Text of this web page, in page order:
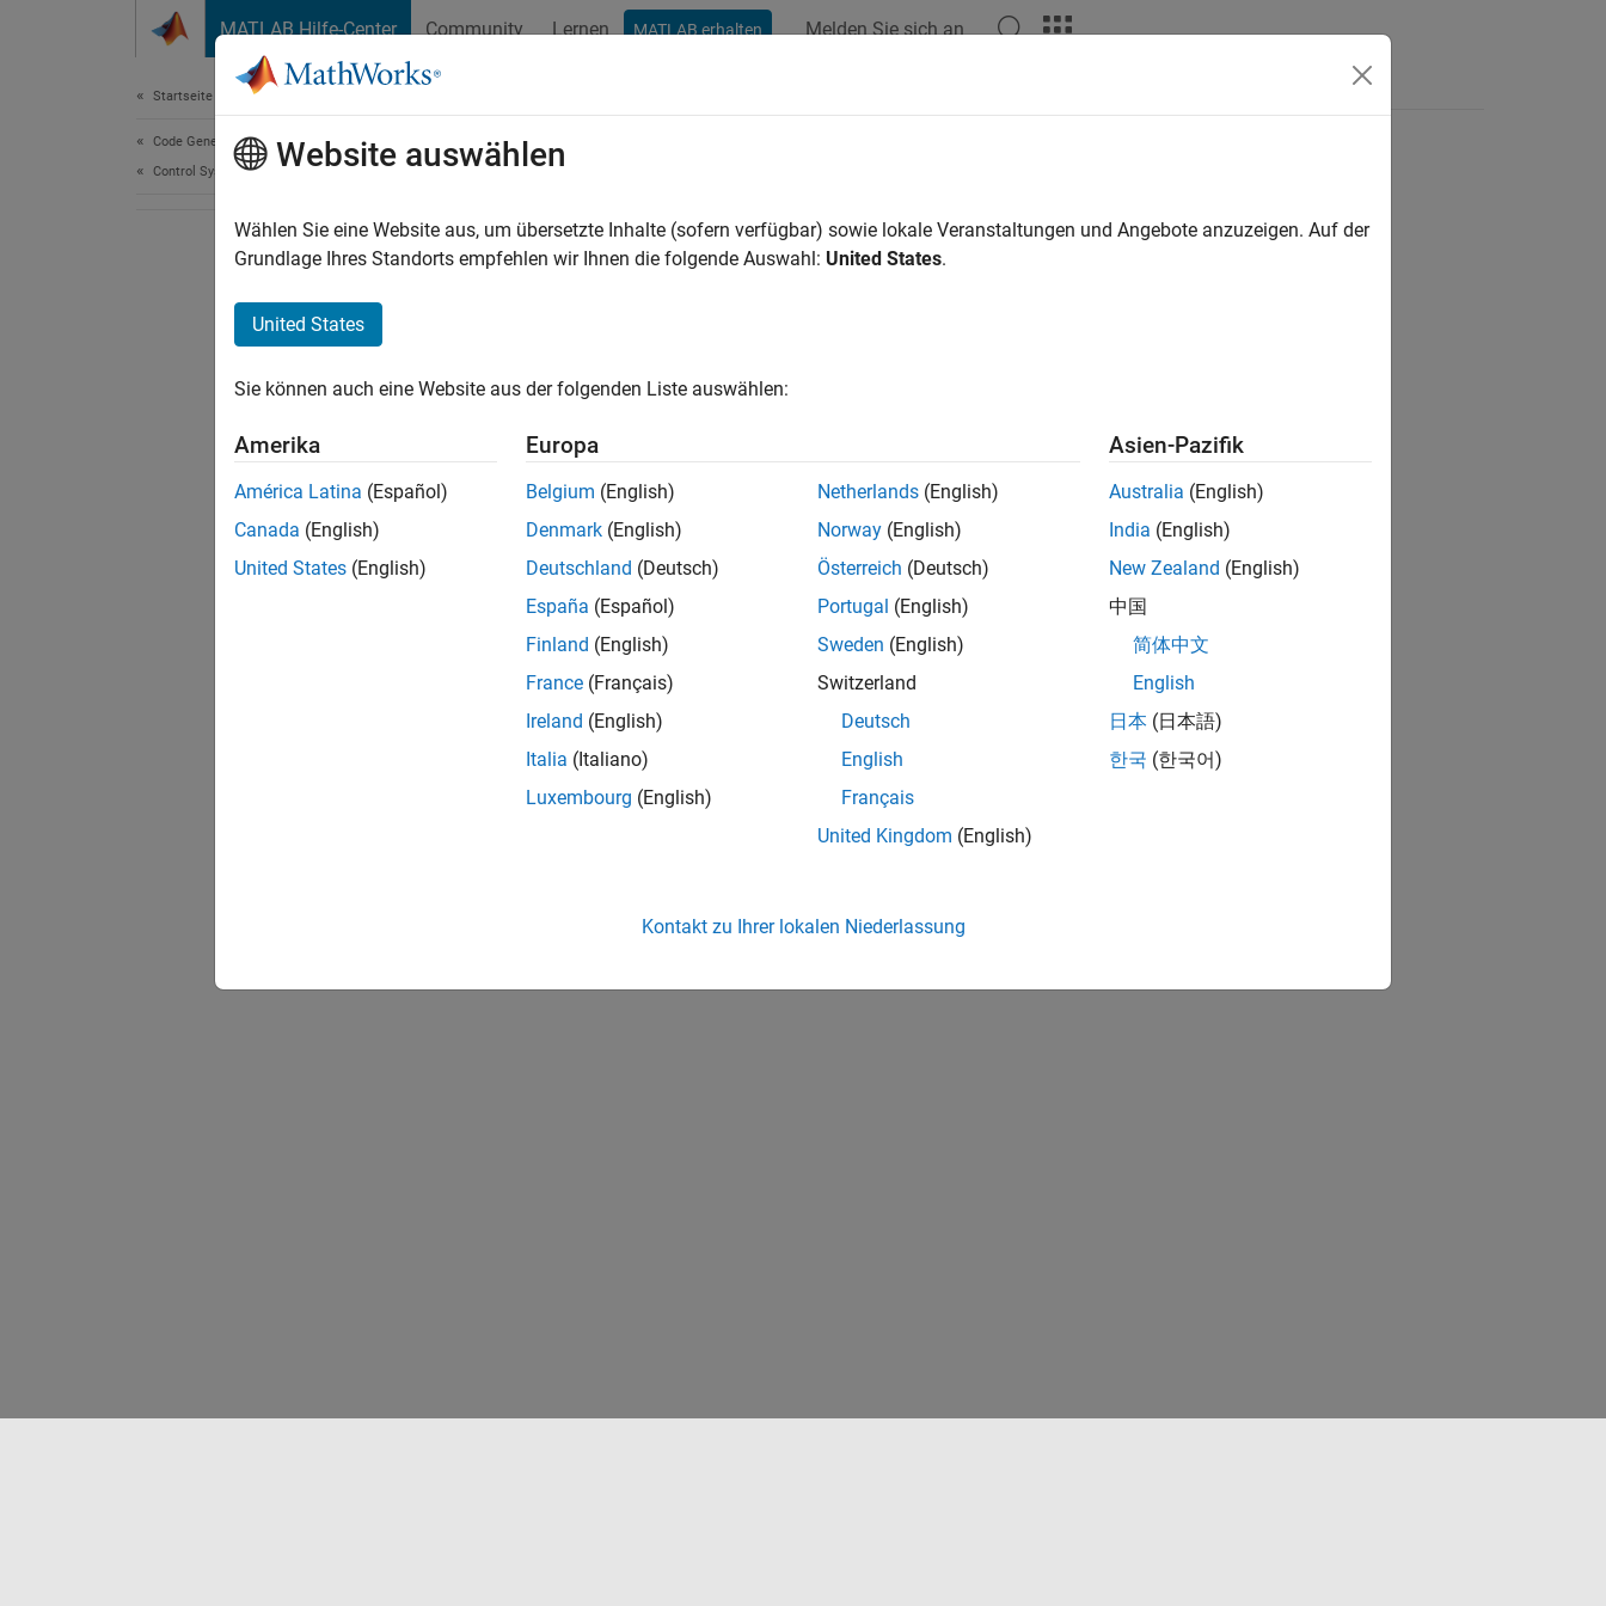
MATLAB Hilfe-Center Community Lernen MATLAB erhalten Melden Sie sich an
Startseite der Dokumentation
Code Generation
Control Systems
How useful was this information?
Website auswählen
Wählen Sie eine Website aus, um übersetzte Inhalte (sofern verfügbar) sowie lokale Veranstaltungen und Angebote anzuzeigen. Auf der
Grundlage Ihres Standorts empfehlen wir Ihnen die folgende Auswahl: United States.
United States
Sie können auch eine Website aus der folgenden Liste auswählen:
Amerika
América Latina (Español)
Canada (English)
United States (English)
Europa
Belgium (English)
Denmark (English)
Deutschland (Deutsch)
España (Español)
Finland (English)
France (Français)
Ireland (English)
Italia (Italiano)
Luxembourg (English)
Netherlands (English)
Norway (English)
Österreich (Deutsch)
Portugal (English)
Sweden (English)
Switzerland
Deutsch
English
Français
United Kingdom (English)
Asien-Pazifik
Australia (English)
India (English)
New Zealand (English)
中国
简体中文
English
日本 (日本語)
한국 (한국어)
Kontakt zu Ihrer lokalen Niederlassung